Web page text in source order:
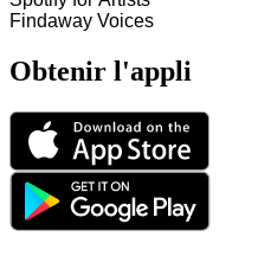
Findaway Voices
Obtenir l'appli